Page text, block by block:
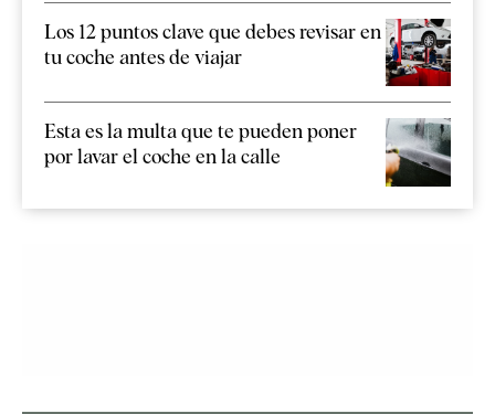
Los 12 puntos clave que debes revisar en
tu coche antes de viajar
Esta es la multa que te pueden poner
por lavar el coche en la calle